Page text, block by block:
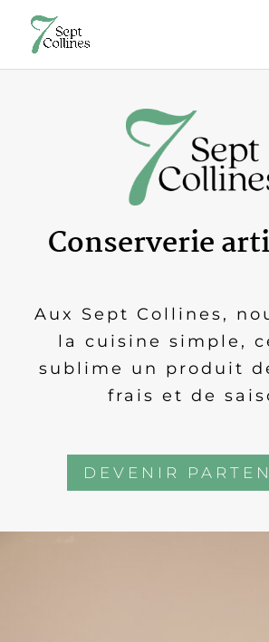
Conserverie
Aux Sept Collines,
la cuisine simple,
sublime un produit
frais et de
DEVENIR